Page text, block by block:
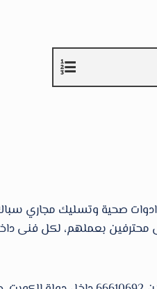
محترفين بعملهم، لكل